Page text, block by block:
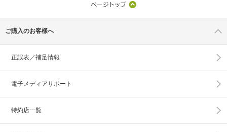
ご購入のお客様へ
正誤表／補足情報
電子メディアサポート
特約店一覧